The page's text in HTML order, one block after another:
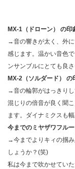
MX-1（ドローン） の印
→音の響きが太く、外
感じます。温かい音色
ンサンブルにとても良さ
MX-2（ソルダード） の
→音の輪郭がはっきり
混じりの倍音が良く聞
ます。ダイナミクスも
今までのミヤザワフル
→今までよりキィの掴
しょうか？(笑)
私は今まで吹かせてい